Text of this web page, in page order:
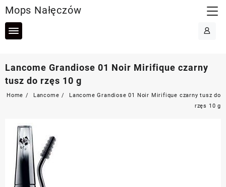
to
content
Mops Nałęczów
Lancome Grandiose 01 Noir Mirifique czarny
tusz do rzęs 10 g
Home Lancome
Lancome Grandiose 01 Noir Mirifique czarny tusz do
rzęs 10 g